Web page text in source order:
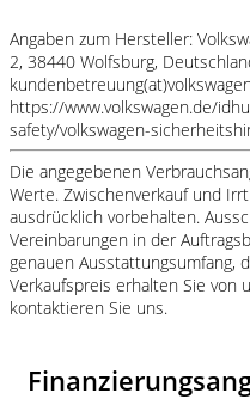
Angaben zum Hersteller:
2, 38440 Wolfsburg,
https://www.volkswagen.de/
safety/volkswagen-
Die angegebenen
Werte. Zwischenverkauf und
ausdrücklich vorbehalten.
Vereinbarungen in der
genauen Ausstattungsumfang,
Verkaufspreis erhalten Sie von
kontaktieren Sie uns.